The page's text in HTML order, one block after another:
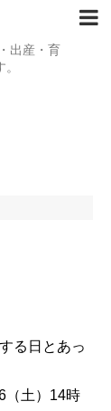
出産・育
る日とあっ
（土）14時